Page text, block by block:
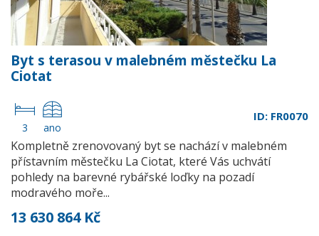
Byt s terasou v malebném městečku La
Ciotat
3 ano
ID: FR0070
Kompletně zrenovovaný byt se nachází v malebném
přístavním městečku La Ciotat, které Vás uchvátí
pohledy na barevné rybářské loďky na pozadí
modravého moře...
13 630 864 Kč